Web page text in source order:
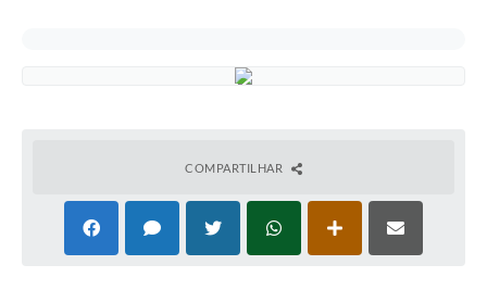
COMPARTILHAR